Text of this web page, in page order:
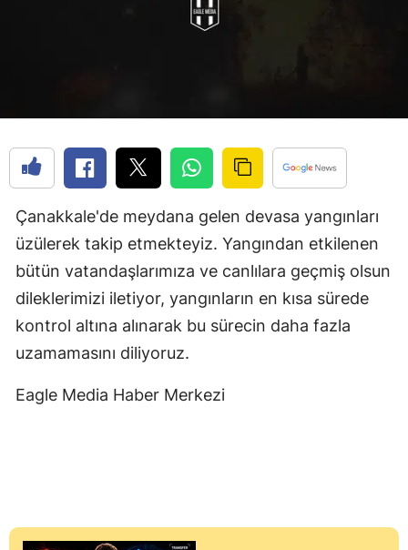
Çanakkale'de meydana gelen devasa yangınları
üzülerek takip etmekteyiz. Yangından etkilenen
bütün vatandaşlarımıza ve canlılara geçmiş olsun
dileklerimizi iletiyor, yangınların en kısa sürede
kontrol altına alınarak bu sürecin daha fazla
uzamamasını diliyoruz.
Eagle Media Haber Merkezi